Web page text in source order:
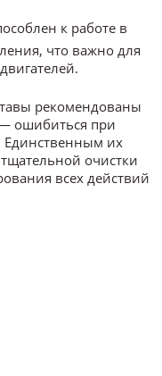
к работе в
что важно для
рекомендованы
ошибиться при
Единственным их
очистки
всех действий